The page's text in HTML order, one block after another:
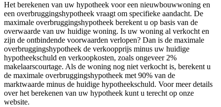
Het berekenen van uw hypotheek voor een nieuwbouwwoning en
een overbruggingshypotheek vraagt om specifieke aandacht. De
maximale overbruggingshypotheek berekent u op basis van de
overwaarde van uw huidige woning. Is uw woning al verkocht en
zijn de ontbindende voorwaarden verlopen? Dan is de maximale
overbruggingshypotheek de verkoopprijs minus uw huidige
hypotheekschuld en verkoopkosten, zoals ongeveer 2%
makelaarscourtage. Als de woning nog niet verkocht is, berekent u
de maximale overbruggingshypotheek met 90% van de
marktwaarde minus de huidige hypotheekschuld. Voor meer details
over het berekenen van uw hypotheek kunt u terecht op onze
website.